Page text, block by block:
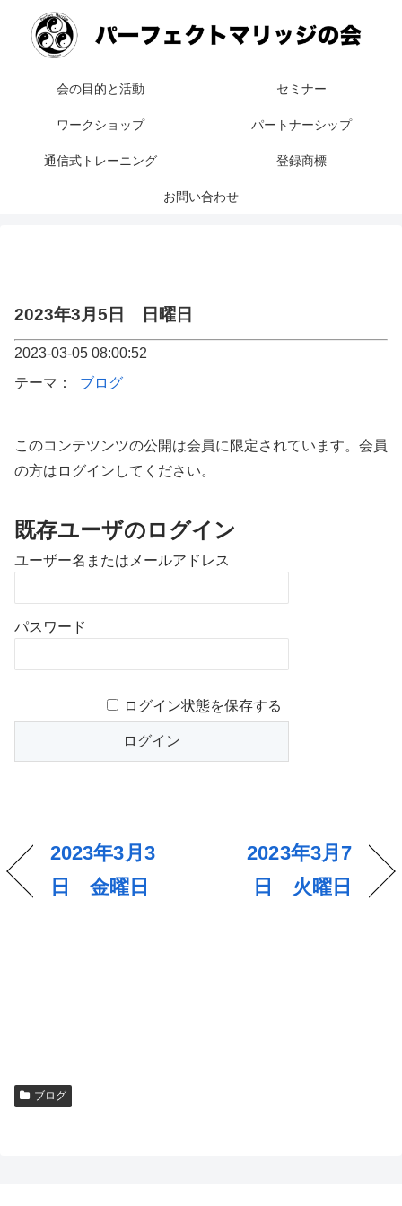
会の目的と活動 セミナー
ワークショップ パートナーシップ
通信式トレーニング 登録商標
お問い合わせ
2023年3月5日 日曜日
2023-03-05 08:00:52
テーマ：
ブログ
このコンテツンツの公開は会員に限定されています。会員
の方はログインしてください。
既存ユーザのログイン
ユーザー名またはメールアドレス
パスワード
ログイン状態を保存する
2023年3月3
日 金曜日
2023年3月7
日 火曜日
ブログ